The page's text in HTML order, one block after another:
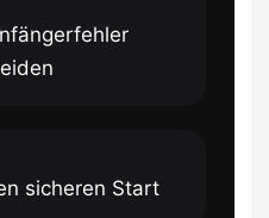
sicheren Start